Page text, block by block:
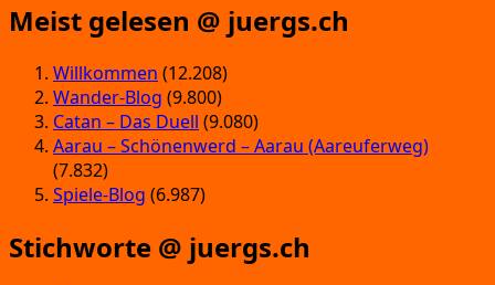
Meist gelesen @ juergs.ch
Willkommen (12.208)
Wander-Blog (9.800)
Catan – Das Duell (9.080)
Aarau – Schönenwerd – Aarau (Aareuferweg)
(7.832)
Spiele-Blog (6.987)
Stichworte @ juergs.ch